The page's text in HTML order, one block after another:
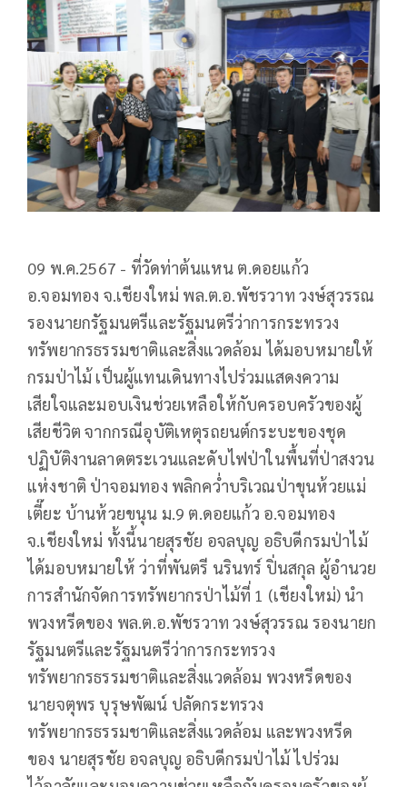
09 พ.ค.2567 - ที่วัดท่าต้นแหน ต.ดอยแก้ว
อ.จอมทอง จ.เชียงใหม่ พล.ต.อ.พัชรวาท วงษ์สุวรรณ
รองนายกรัฐมนตรีและรัฐมนตรีว่าการกระทรวง
ทรัพยากรธรรมชาติและสิ่งแวดล้อม ได้มอบหมายให้
กรมป่าไม้ เป็นผู้แทนเดินทางไปร่วมแสดงความ
เสียใจและมอบเงินช่วยเหลือให้กับครอบครัวของผู้
เสียชีวิต จากกรณีอุบัติเหตุรถยนต์กระบะของชุด
ปฏิบัติงานลาดตระเวนและดับไฟป่าในพื้นที่ป่าสงวน
แห่งชาติ ป่าจอมทอง พลิกคว่ำบริเวณป่าขุนห้วยแม่
เตี๊ยะ บ้านห้วยขนุน ม.9 ต.ดอยแก้ว อ.จอมทอง
จ.เชียงใหม่ ทั้งนี้นายสุรชัย อจลบุญ อธิบดีกรมป่าไม้
ได้มอบหมายให้ ว่าที่พันตรี นรินทร์ ปิ่นสกุล ผู้อำนวย
การสำนักจัดการทรัพยากรป่าไม้ที่ 1 (เชียงใหม่) นำ
พวงหรีดของ พล.ต.อ.พัชรวาท วงษ์สุวรรณ รองนายก
รัฐมนตรีและรัฐมนตรีว่าการกระทรวง
ทรัพยากรธรรมชาติและสิ่งแวดล้อม พวงหรีดของ
นายจตุพร บุรุษพัฒน์ ปลัดกระทรวง
ทรัพยากรธรรมชาติและสิ่งแวดล้อม และพวงหรีด
ของ นายสุรชัย อจลบุญ อธิบดีกรมป่าไม้ ไปร่วม